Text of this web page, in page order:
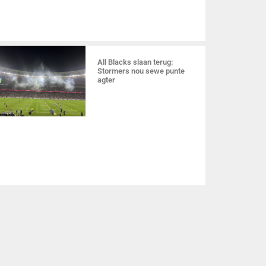
All Blacks slaan terug:
Stormers nou sewe punte
agter